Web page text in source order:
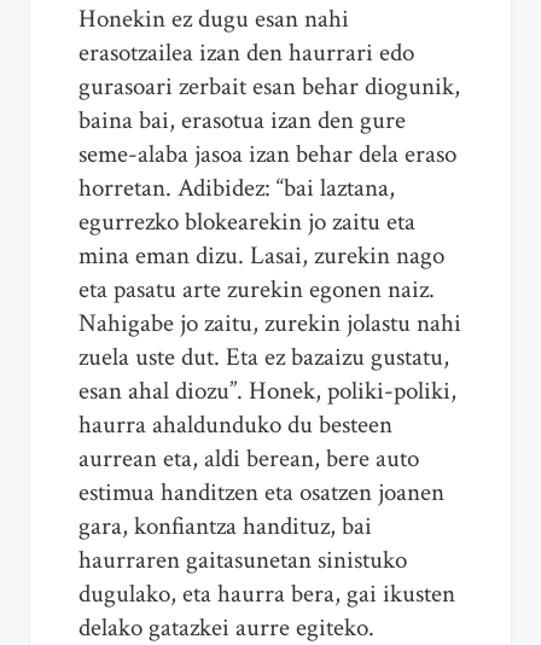
Honekin ez dugu esan nahi
erasotzailea izan den haurrari edo
gurasoari zerbait esan behar diogunik,
baina bai, erasotua izan den gure
seme-alaba jasoa izan behar dela eraso
horretan. Adibidez: “bai laztana,
egurrezko blokearekin jo zaitu eta
mina eman dizu. Lasai, zurekin nago
eta pasatu arte zurekin egonen naiz.
Nahigabe jo zaitu, zurekin jolastu nahi
zuela uste dut. Eta ez bazaizu gustatu,
esan ahal diozu”. Honek, poliki-poliki,
haurra ahaldunduko du besteen
aurrean eta, aldi berean, bere auto
estimua handitzen eta osatzen joanen
gara, konfiantza handituz, bai
haurraren gaitasunetan sinistuko
dugulako, eta haurra bera, gai ikusten
delako gatazkei aurre egiteko.